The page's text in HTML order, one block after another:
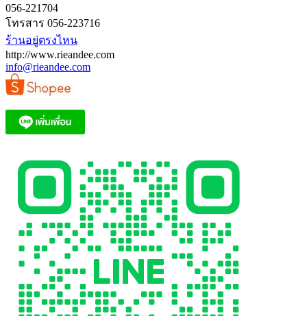
056-221704
โทรสาร 056-223716
ร้านอยู่ตรงไหน
http://www.rieandee.com
info@rieandee.com